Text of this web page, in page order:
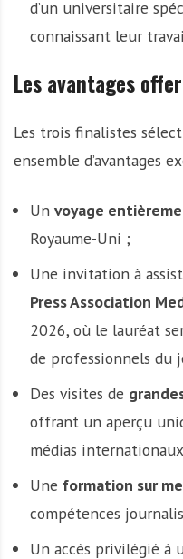
d’un universitaire
connaissant leur
Les avantages
Les trois finalistes
ensemble d’avantages
Un voyage
Royaume-Uni ;
Une invitation à
Press Association
2026, où le lauréat
de professionnels du
Des visites de
offrant un aperçu
médias
Une formation sur
compétences
Un accès privilégié à